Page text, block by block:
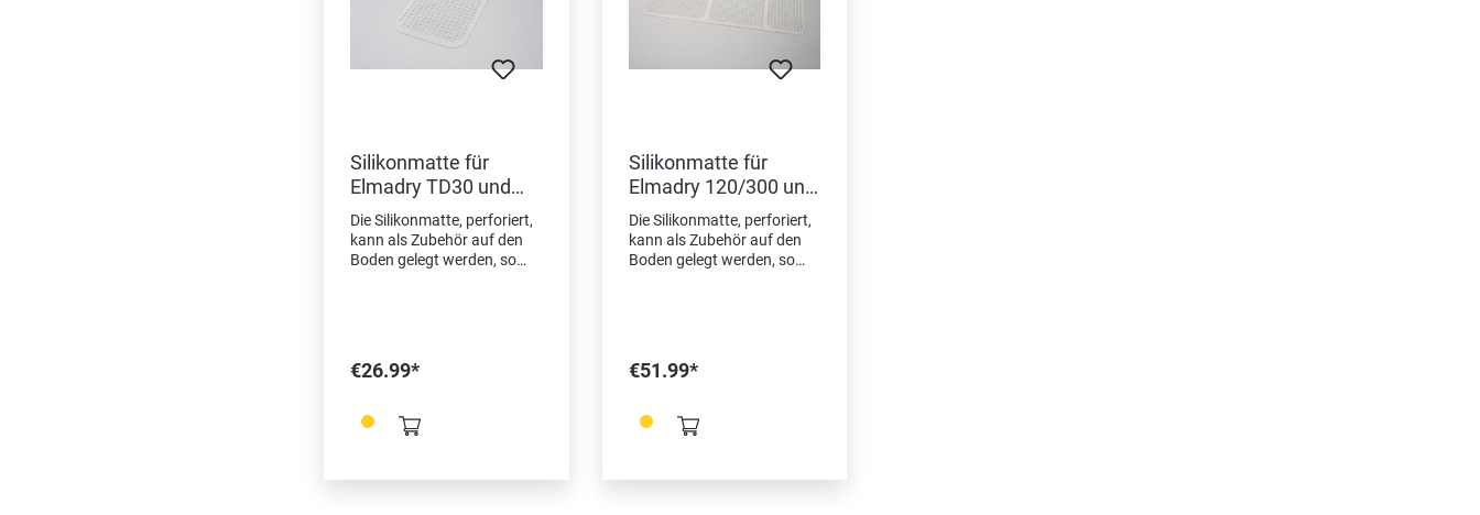
Silikonmatte für
Elmadry TD30 und
Elmasonic 30
Die Silikonmatte, perforiert,
kann als Zubehör auf den
Boden gelegt werden, so
TD30, Referenz 331853 und
332205) Maße: 193 x 100 x
€26.99*
Silikonmatte für
Elmadry 120/300 und
Elmasonic 60-300
Die Silikonmatte, perforiert,
kann als Zubehör auf den
Boden gelegt werden, so
´129/300, Referenz
Elmasonic 60-100 Maße:
450 x 245 x 1,,
€51.99*